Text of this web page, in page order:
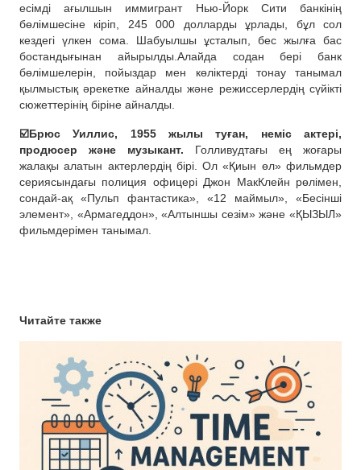
есімді ағылшын иммигрант Нью-Йорк Сити банкінің
бөлімшесіне кіріп, 245 000 долларды ұрлады, бұл сол
кездегі үлкен сома. Шабуылшы ұсталып, бес жылға бас
бостандығынан айырылды.Алайда содан бері банк
бөлімшелерін, пойыздар мен көліктерді тонау танымал
қылмыстық әрекетке айналды және режиссерлердің сүйікті
сюжеттерінің біріне айналды.
☑️Брюс Уиллис, 1955 жылы туған, неміс актері,
продюсер және музыкант. Голливудтағы ең жоғары
жалақы алатын актерлердің бірі. Ол «Қиын өл» фильмдер
сериясындағы полиция офицері Джон МакКлейн рөлімен,
сондай-ақ «Пульп фантастика», «12 маймыл», «Бесінші
элемент», «Армагеддон», «Алтыншы сезім» және «ҚЫЗЫЛ»
фильмдерімен танымал.
Читайте также